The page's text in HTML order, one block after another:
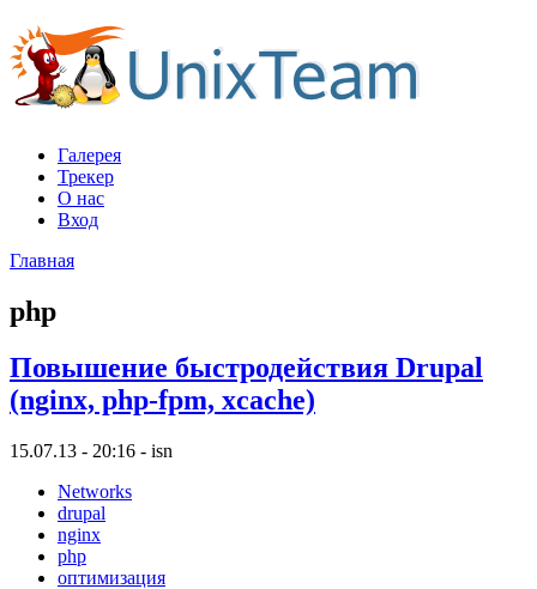
Галерея
Трекер
О нас
Вход
Главная
php
Повышение быстродействия Drupal
(nginx, php-fpm, xcache)
15.07.13 - 20:16 - isn
Networks
drupal
nginx
php
оптимизация